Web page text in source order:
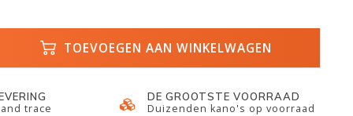
TOEVOEGEN AAN WINKELWAGEN
trace
DE GROOTSTE VOORRAAD
Duizenden kano's op voorraad